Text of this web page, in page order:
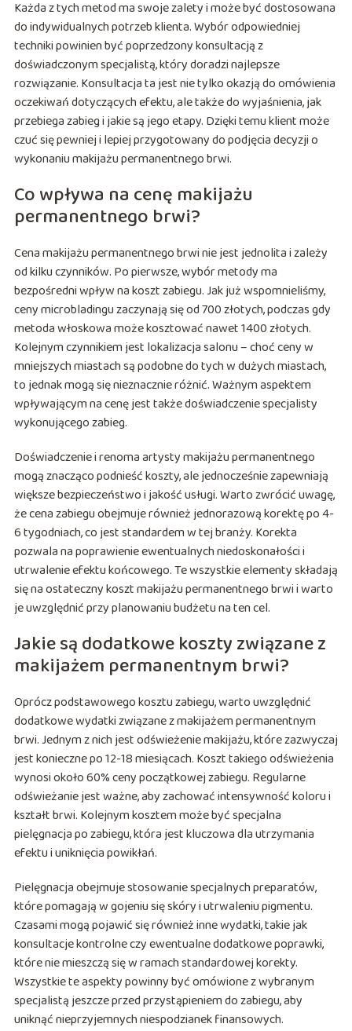
Każda z tych metod ma swoje zalety i może być dostosowana
do indywidualnych potrzeb klienta. Wybór odpowiedniej
techniki powinien być poprzedzony konsultacją z
doświadczonym specjalistą, który doradzi najlepsze
rozwiązanie. Konsultacja ta jest nie tylko okazją do omówienia
oczekiwań dotyczących efektu, ale także do wyjaśnienia, jak
przebiega zabieg i jakie są jego etapy. Dzięki temu klient może
czuć się pewniej i lepiej przygotowany do podjęcia decyzji o
wykonaniu makijażu permanentnego brwi.
Co wpływa na cenę makijażu
permanentnego brwi?
Cena makijażu permanentnego brwi nie jest jednolita i zależy
od kilku czynników. Po pierwsze, wybór metody ma
bezpośredni wpływ na koszt zabiegu. Jak już wspomnieliśmy,
ceny microbladingu zaczynają się od 700 złotych, podczas gdy
metoda włoskowa może kosztować nawet 1400 złotych.
Kolejnym czynnikiem jest lokalizacja salonu – choć ceny w
mniejszych miastach są podobne do tych w dużych miastach,
to jednak mogą się nieznacznie różnić. Ważnym aspektem
wpływającym na cenę jest także doświadczenie specjalisty
wykonującego zabieg.
Doświadczenie i renoma artysty makijażu permanentnego
mogą znacząco podnieść koszty, ale jednocześnie zapewniają
większe bezpieczeństwo i jakość usługi. Warto zwrócić uwagę,
że cena zabiegu obejmuje również jednorazową korektę po 4-
6 tygodniach, co jest standardem w tej branży. Korekta
pozwala na poprawienie ewentualnych niedoskonałości i
utrwalenie efektu końcowego. Te wszystkie elementy składają
się na ostateczny koszt makijażu permanentnego brwi i warto
je uwzględnić przy planowaniu budżetu na ten cel.
Jakie są dodatkowe koszty związane z
makijażem permanentnym brwi?
Oprócz podstawowego kosztu zabiegu, warto uwzględnić
dodatkowe wydatki związane z makijażem permanentnym
brwi. Jednym z nich jest odświeżenie makijażu, które zazwyczaj
jest konieczne po 12-18 miesiącach. Koszt takiego odświeżenia
wynosi około 60% ceny początkowej zabiegu. Regularne
odświeżanie jest ważne, aby zachować intensywność koloru i
kształt brwi. Kolejnym kosztem może być specjalna
pielęgnacja po zabiegu, która jest kluczowa dla utrzymania
efektu i uniknięcia powikłań.
Pielęgnacja obejmuje stosowanie specjalnych preparatów,
które pomagają w gojeniu się skóry i utrwaleniu pigmentu.
Czasami mogą pojawić się również inne wydatki, takie jak
konsultacje kontrolne czy ewentualne dodatkowe poprawki,
które nie mieszczą się w ramach standardowej korekty.
Wszystkie te aspekty powinny być omówione z wybranym
specjalistą jeszcze przed przystąpieniem do zabiegu, aby
uniknąć nieprzyjemnych niespodzianek finansowych.